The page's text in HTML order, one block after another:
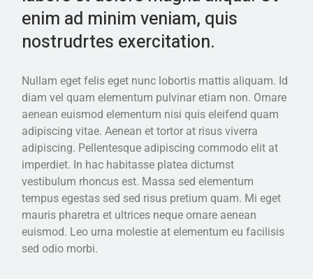
enim ad minim veniam, quis
nostrudrtes exercitation.
Nullam eget felis eget nunc lobortis mattis aliquam. Id
diam vel quam elementum pulvinar etiam non. Ornare
aenean euismod elementum nisi quis eleifend quam
adipiscing vitae. Aenean et tortor at risus viverra
adipiscing. Pellentesque adipiscing commodo elit at
imperdiet. In hac habitasse platea dictumst
vestibulum rhoncus est. Massa sed elementum
tempus egestas sed sed risus pretium quam. Mi eget
mauris pharetra et ultrices neque ornare aenean
euismod. Leo urna molestie at elementum eu facilisis
sed odio morbi.